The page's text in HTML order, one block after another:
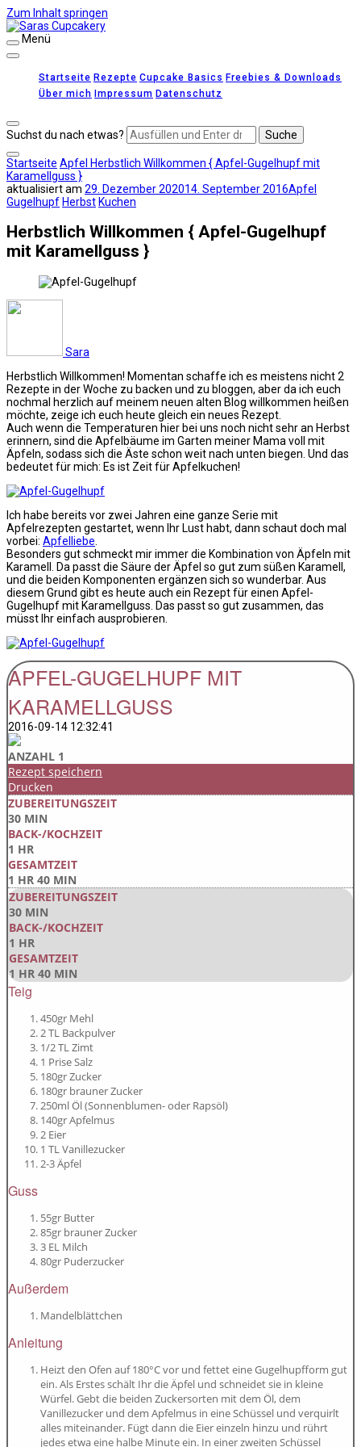
Zum Inhalt springen
Menü
Startseite Rezepte Cupcake Basics Freebies & Downloads
Über mich Impressum Datenschutz
Suchst du nach etwas?
Startseite Apfel Herbstlich Willkommen { Apfel-Gugelhupf mit
Karamellguss }
aktualisiert am 29. Dezember 202014. September 2016Apfel
Gugelhupf Herbst Kuchen
Herbstlich Willkommen { Apfel-Gugelhupf
mit Karamellguss }
Sara
Herbstlich Willkommen! Momentan schaffe ich es meistens nicht 2
Rezepte in der Woche zu backen und zu bloggen, aber da ich euch
nochmal herzlich auf meinem neuen alten Blog willkommen heißen
möchte, zeige ich euch heute gleich ein neues Rezept.
Auch wenn die Temperaturen hier bei uns noch nicht sehr an Herbst
erinnern, sind die Apfelbäume im Garten meiner Mama voll mit
Äpfeln, sodass sich die Äste schon weit nach unten biegen. Und das
bedeutet für mich: Es ist Zeit für Apfelkuchen!
Ich habe bereits vor zwei Jahren eine ganze Serie mit
Apfelrezepten gestartet, wenn Ihr Lust habt, dann schaut doch mal
vorbei: Apfelliebe
Besonders gut schmeckt mir immer die Kombination von Äpfeln mit
Karamell. Da passt die Säure der Äpfel so gut zum süßen Karamell,
und die beiden Komponenten ergänzen sich so wunderbar. Aus
diesem Grund gibt es heute auch ein Rezept für einen Apfel-
Gugelhupf mit Karamellguss. Das passt so gut zusammen, das
müsst Ihr einfach ausprobieren.
APFEL-GUGELHUPF MIT
KARAMELLGUSS
2016-09-14 12:32:41
ANZAHL 1
Rezept speichern
Drucken
ZUBEREITUNGSZEIT
30 MIN
BACK-/KOCHZEIT
1 HR
GESAMTZEIT
1 HR 40 MIN
ZUBEREITUNGSZEIT
30 MIN
BACK-/KOCHZEIT
1 HR
GESAMTZEIT
1 HR 40 MIN
Teig
450gr Mehl
2 TL Backpulver
1/2 TL Zimt
1 Prise Salz
180gr Zucker
180gr brauner Zucker
250ml Öl (Sonnenblumen- oder Rapsöl)
140gr Apfelmus
2 Eier
1 TL Vanillezucker
2-3 Äpfel
Guss
55gr Butter
85gr brauner Zucker
3 EL Milch
80gr Puderzucker
Außerdem
Mandelblättchen
Anleitung
Heizt den Ofen auf 180°C vor und fettet eine Gugelhupfform gut
ein. Als Erstes schält Ihr die Äpfel und schneidet sie in kleine
Würfel. Gebt die beiden Zuckersorten mit dem Öl, dem
Vanillezucker und dem Apfelmus in eine Schüssel und verquirlt
alles miteinander. Fügt dann die Eier einzeln hinzu und rührt
jedes etwa eine halbe Minute ein. In einer zweiten Schüssel